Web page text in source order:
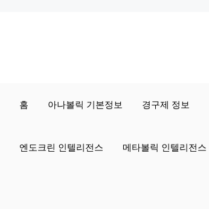
홈 아나볼릭 기본정보 경구제 정보
엔도크린 인텔리전스 메타볼릭 인텔리전스